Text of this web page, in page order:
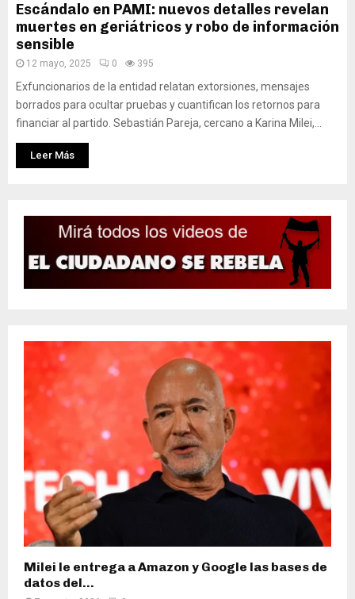
Escándalo en PAMI: nuevos detalles revelan
muertes en geriátricos y robo de información
sensible
12 mayo, 2025 0 395
Exfuncionarios de la entidad relatan extorsiones, mensajes
borrados para ocultar pruebas y cuantifican los retornos para
financiar al partido. Sebastián Pareja, cercano a Karina Milei,...
Leer Más
Milei le entrega a Amazon y Google las bases de
datos del...